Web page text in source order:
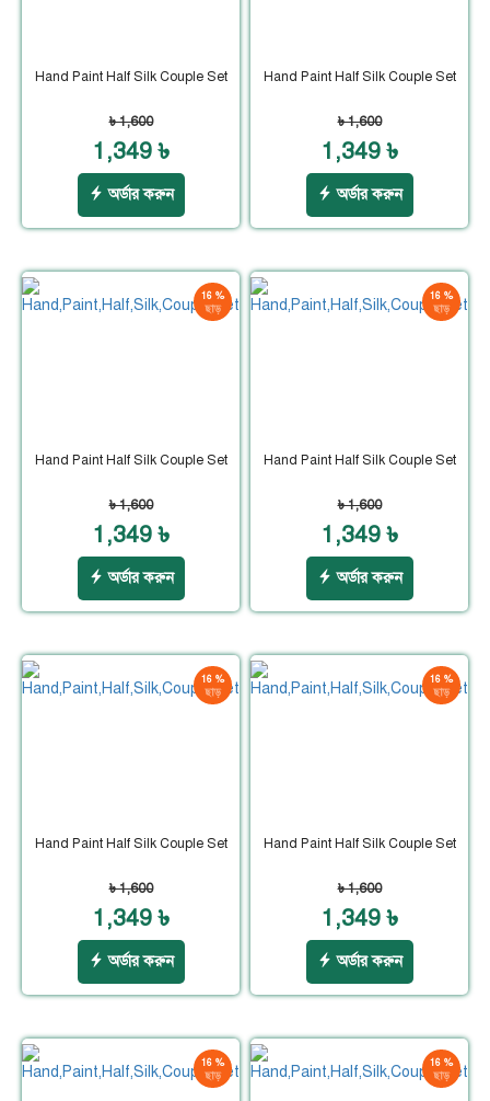
Hand Paint Half Silk Couple Set
৳ 1,600
1,349 ৳
অর্ডার করুন
Hand Paint Half Silk Couple Set
৳ 1,600
1,349 ৳
অর্ডার করুন
16 %
ছাড়
Hand Paint Half Silk Couple Set
৳ 1,600
1,349 ৳
অর্ডার করুন
16 %
ছাড়
Hand Paint Half Silk Couple Set
৳ 1,600
1,349 ৳
অর্ডার করুন
16 %
ছাড়
Hand Paint Half Silk Couple Set
৳ 1,600
1,349 ৳
অর্ডার করুন
16 %
ছাড়
Hand Paint Half Silk Couple Set
৳ 1,600
1,349 ৳
অর্ডার করুন
16 %
ছাড়
16 %
ছাড়